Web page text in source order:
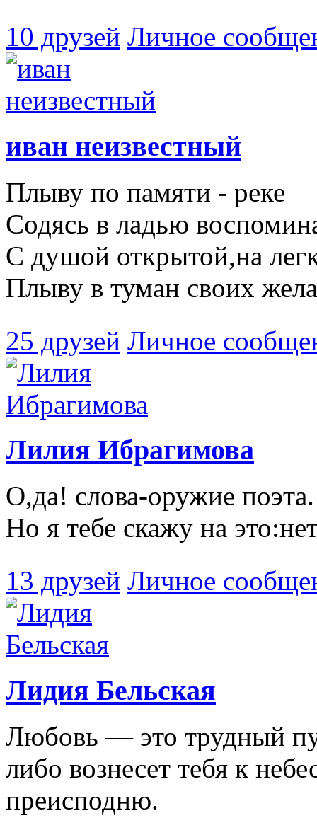
10 друзей Личное
иван неизвестный
Плыву по памяти - реке
Содясь в ладью
С душой открытой,на
Плыву в туман своих
25 друзей Личное
Лилия Ибрагимова
О,да! слова-оружие
Но я тебе скажу на
13 друзей Личное
Лидия Бельская
Любовь — это трудный
либо вознесет тебя к
преисподню.